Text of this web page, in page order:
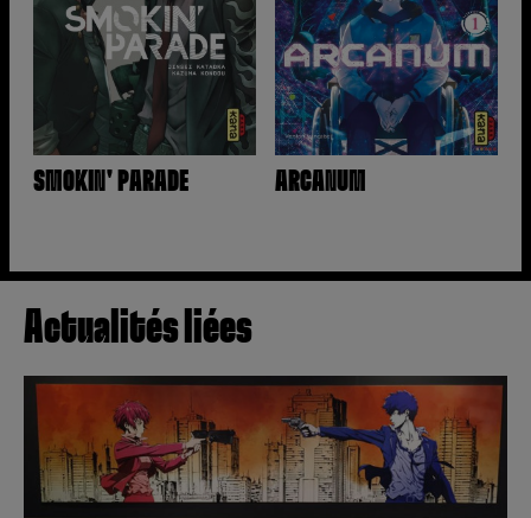
SMOKIN' PARADE ARCANUM
Actualités liées